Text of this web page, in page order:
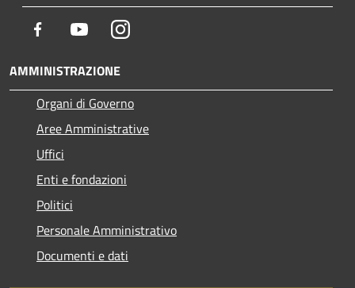
Facebook YoutubeInstagram
AMMINISTRAZIONE
Organi di Governo
Aree Amministrative
Uffici
Enti e fondazioni
Politici
Personale Amministrativo
Documenti e dati